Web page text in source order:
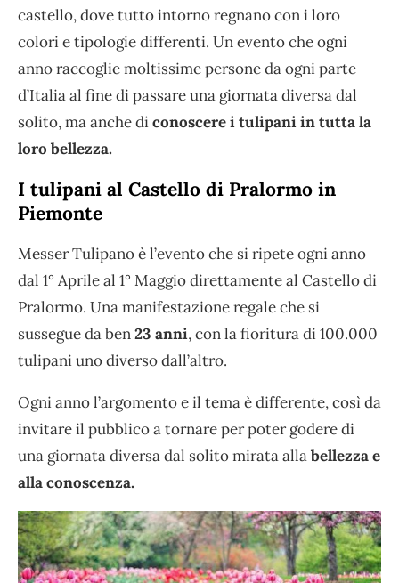
castello, dove tutto intorno regnano con i loro
colori e tipologie differenti. Un evento che ogni
anno raccoglie moltissime persone da ogni parte
d’Italia al fine di passare una giornata diversa dal
solito, ma anche diconoscere i tulipani in tutta la
loro bellezza.
I tulipani al Castello di Pralormo in
Piemonte
Messer Tulipano è l’evento che si ripete ogni anno
dal 1° Aprile al 1° Maggio direttamente al Castello di
Pralormo. Una manifestazione regale che si
sussegue da ben23 anni, con la fioritura di 100.000
tulipani uno diverso dall’altro.
Ogni anno l’argomento e il tema è differente, così da
invitare il pubblico a tornare per poter godere di
una giornata diversa dal solito mirata allabellezza e
alla conoscenza.